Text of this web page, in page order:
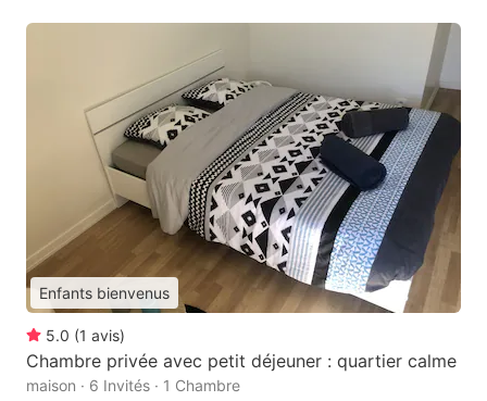
Enfants bienvenus
5.0 (1 avis)
Chambre privée avec petit déjeuner : quartier calme
maison · 6 Invités · 1 Chambre